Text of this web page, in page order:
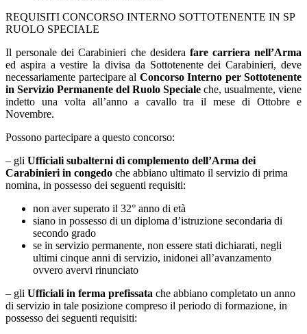
REQUISITI CONCORSO INTERNO SOTTOTENENTE IN SP
RUOLO SPECIALE
Il personale dei Carabinieri che desidera fare carriera nell’Arma
ed aspira a vestire la divisa da Sottotenente dei Carabinieri, deve
necessariamente partecipare al Concorso Interno per Sottotenente
in Servizio Permanente del Ruolo Speciale che, usualmente, viene
indetto una volta all’anno a cavallo tra il mese di Ottobre e
Novembre.
Possono partecipare a questo concorso:
– gli Ufficiali subalterni di complemento dell’Arma dei
Carabinieri in congedo che abbiano ultimato il servizio di prima
nomina, in possesso dei seguenti requisiti:
non aver superato il 32° anno di età
siano in possesso di un diploma d’istruzione secondaria di
secondo grado
se in servizio permanente, non essere stati dichiarati, negli
ultimi cinque anni di servizio, inidonei all’avanzamento
ovvero avervi rinunciato
– gli Ufficiali in ferma prefissata che abbiano completato un anno
di servizio in tale posizione compreso il periodo di formazione, in
possesso dei seguenti requisiti: